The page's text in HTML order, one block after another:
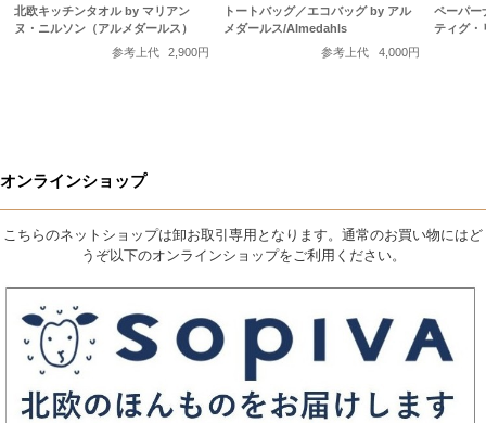
北欧キッチンタオル by マリアン
ヌ・ニルソン（アルメダールス）
参考上代
2,900円
トートバッグ／エコバッグ by アル
メダールス/Almedahls
参考上代
4,000円
ペーパー
ティグ・
オンラインショップ
こちらのネットショップは卸お取引専用となります。通常のお買い物にはど
うぞ以下のオンラインショップをご利用ください。